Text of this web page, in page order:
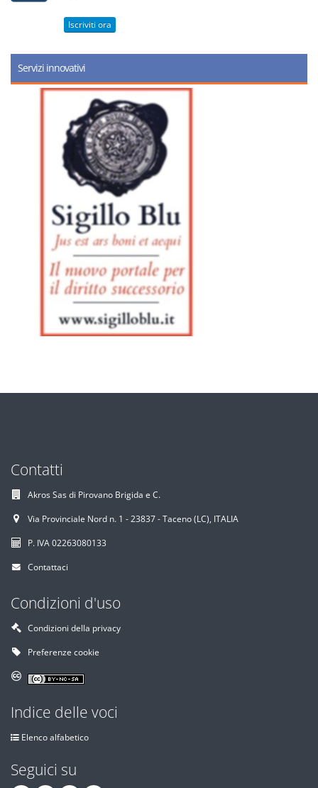
Iscriviti ora
Servizi innovativi
Contatti
Akros Sas di Pirovano Brigida e C.
Via Provinciale Nord n. 1 - 23837 - Taceno (LC), ITALIA
P. IVA 02263080133
Contattaci
Condizioni d'uso
Condizioni della privacy
Preferenze cookie
Indice delle voci
Elenco alfabetico
Seguici su